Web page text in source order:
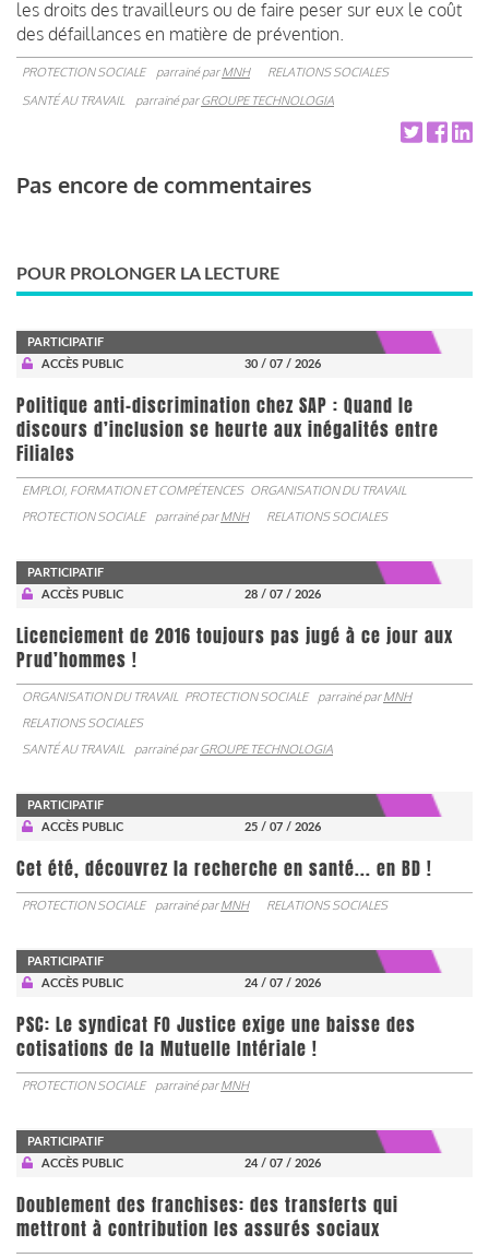
les droits des travailleurs ou de faire peser sur eux le coût
des défaillances en matière de prévention.
PROTECTION SOCIALE parrainé parMNH
RELATIONS SOCIALES
SANTÉ AU TRAVAIL
parrainé parGROUPE TECHNOLOGIA
Pas encore de commentaires
POUR PROLONGER LA LECTURE
PARTICIPATIF
ACCÈS PUBLIC
30 / 07 / 2026
Politique anti-discrimination chez SAP : Quand le
discours d’inclusion se heurte aux inégalités entre
Filiales
EMPLOI, FORMATION ET COMPÉTENCES ORGANISATION DU TRAVAIL
PROTECTION SOCIALE
parrainé parMNH RELATIONS SOCIALES
PARTICIPATIF
ACCÈS PUBLIC
28 / 07 / 2026
Licenciement de 2016 toujours pas jugé à ce jour aux
Prud’hommes !
ORGANISATION DU TRAVAIL PROTECTION SOCIALE parrainé parMNH
RELATIONS SOCIALES
SANTÉ AU TRAVAIL
parrainé parGROUPE TECHNOLOGIA
PARTICIPATIF
ACCÈS PUBLIC
25 / 07 / 2026
Cet été, découvrez la recherche en santé... en BD !
PROTECTION SOCIALE parrainé parMNH RELATIONS SOCIALES
PARTICIPATIF
ACCÈS PUBLIC
24 / 07 / 2026
PSC: Le syndicat FO Justice exige une baisse des
cotisations de la Mutuelle Intériale !
PROTECTION SOCIALE parrainé parMNH
PARTICIPATIF
ACCÈS PUBLIC
24 / 07 / 2026
Doublement des franchises: des transferts qui
mettront à contribution les assurés sociaux